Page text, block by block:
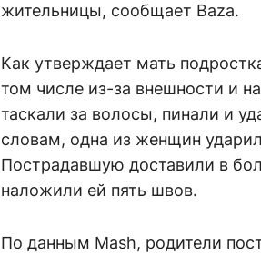
жительницы, сообщает Baza.
Как утверждает мать
том числе из-за внешности и
таскали за волосы, пинали и
словам, одна из женщин
Пострадавшую доставили в
наложили ей пять швов.
По данным Mash, родители